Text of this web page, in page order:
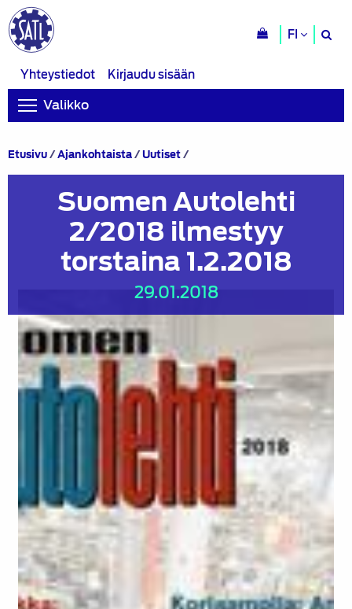
FI
Yhteystiedot
Kirjaudu sisään
Valikko
Etusivu/Ajankohtaista/Uutiset/Suomen
ilmestyy
torstaina
1.2.2018
Suomen Autolehti
2/2018 ilmestyy
torstaina 1.2.2018
29.01.2018